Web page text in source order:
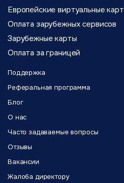
Европейские виртуальные
Оплата зарубежных сервисов
Зарубежные карты
Оплата за границей
Поддержка
Реферальная программа
Блог
О нас
Часто задаваемые вопросы
Отзывы
Вакансии
Жалоба директору